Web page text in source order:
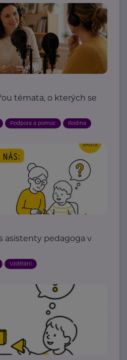
témata, o kterých se
Podpora a pomoc Rodina
asistenty pedagoga v
Vzdělání